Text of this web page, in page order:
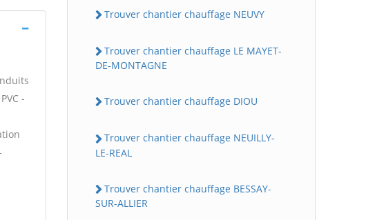
-
Trouver chantier chauffage NEUVY
Trouver chantier chauffage LE MAYET-
DE-MONTAGNE
Trouver chantier chauffage DIOU
Trouver chantier chauffage NEUILLY-
LE-REAL
Trouver chantier chauffage BESSAY-
SUR-ALLIER